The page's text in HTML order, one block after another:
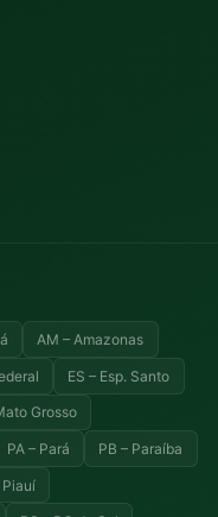
AM – Amazonas
ES – Esp. Santo
Grosso
PA – Pará PB – Paraíba
Piauí